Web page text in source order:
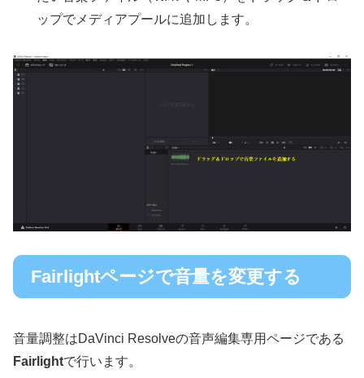
ップでメディアプールに追加します。
Fairlightページで音量を変更する
音量調整はDaVinci Resolveの音声編集専用ページである
Fairlightで行います。